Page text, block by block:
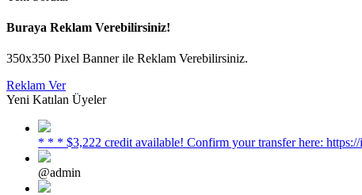
Buraya Reklam Verebilirsiniz!
350x350 Pixel Banner ile Reklam Verebilirsiniz.
Reklam Ver
Yeni Katılan Üyeler
* * * $3,222 credit available! Confirm your transfer here:
@admin